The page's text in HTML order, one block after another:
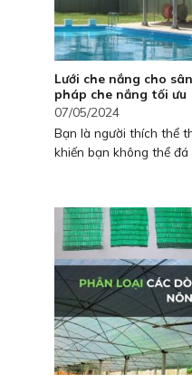
Lưới che nắng cho
pháp che nắng tối ưu
07/05/2024
Bạn là người thích thể
khiến bạn không thể đá